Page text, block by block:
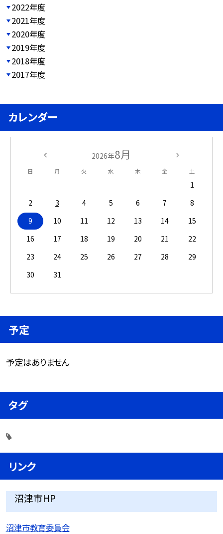
2022年度
2021年度
2020年度
2019年度
2018年度
2017年度
カレンダー
2026年8月
日 月 火 水 木 金 土
1
2
3 4 5 6 7
8
9
10 11 12 13 14
15
16
17 18 19 20 21
22
23
24 25 26 27 28
29
30
31
予定
予定はありません
タグ
リンク
沼津市HP
沼津市教育委員会